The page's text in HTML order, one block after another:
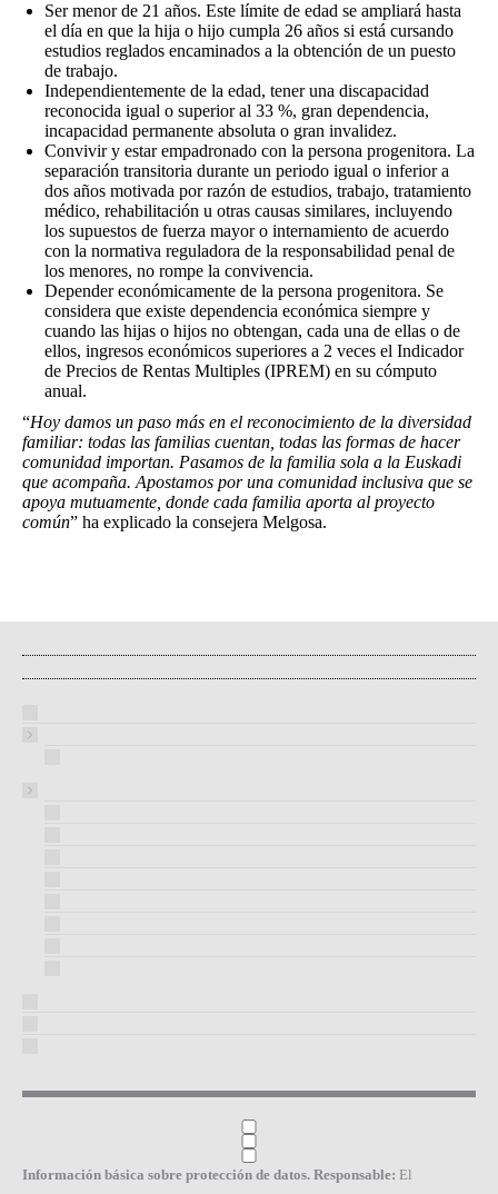
Ser menor de 21 años. Este límite de edad se ampliará hasta
el día en que la hija o hijo cumpla 26 años si está cursando
estudios reglados encaminados a la obtención de un puesto
de trabajo.
Independientemente de la edad, tener una discapacidad
reconocida igual o superior al 33 %, gran dependencia,
incapacidad permanente absoluta o gran invalidez.
Convivir y estar empadronado con la persona progenitora. La
separación transitoria durante un periodo igual o inferior a
dos años motivada por razón de estudios, trabajo, tratamiento
médico, rehabilitación u otras causas similares, incluyendo
los supuestos de fuerza mayor o internamiento de acuerdo
con la normativa reguladora de la responsabilidad penal de
los menores, no rompe la convivencia.
Depender económicamente de la persona progenitora. Se
considera que existe dependencia económica siempre y
cuando las hijas o hijos no obtengan, cada una de ellas o de
ellos, ingresos económicos superiores a 2 veces el Indicador
de Precios de Rentas Multiples (IPREM) en su cómputo
anual.
“Hoy damos un paso más en el reconocimiento de la diversidad
familiar: todas las familias cuentan, todas las formas de hacer
comunidad importan. Pasamos de la familia sola a la Euskadi
que acompaña. Apostamos por una comunidad inclusiva que se
apoya mutuamente, donde cada familia aporta al proyecto
común” ha explicado la consejera Melgosa.
Información básica sobre protección de datos. Responsable: El